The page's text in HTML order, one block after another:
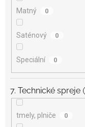
Matný 0
Saténový 0
Speciální 0
7. Technické spreje
tmely, plniče 0